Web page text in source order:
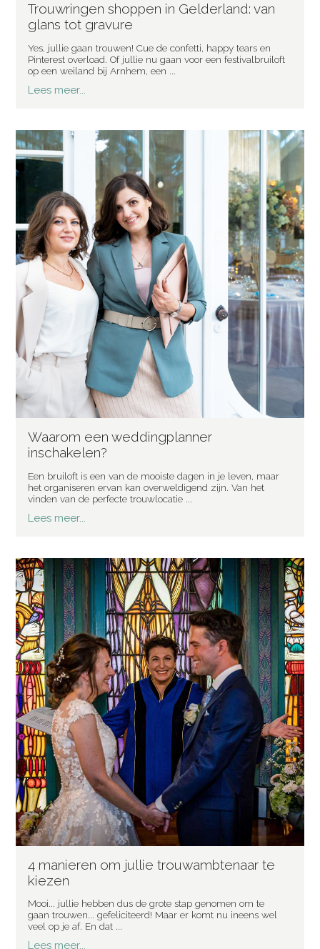
Trouwringen shoppen in Gelderland: van
glans tot gravure
Yes, jullie gaan trouwen! Cue de confetti, happy tears en
Pinterest overload. Of jullie nu gaan voor een festivalbruiloft
op een weiland bij Arnhem, een ...
Lees meer...
Waarom een weddingplanner
inschakelen?
Een bruiloft is een van de mooiste dagen in je leven, maar
het organiseren ervan kan overweldigend zijn. Van het
vinden van de perfecte trouwlocatie ...
Lees meer...
4 manieren om jullie trouwambtenaar te
kiezen
Mooi... jullie hebben dus de grote stap genomen om te
gaan trouwen... gefeliciteerd! Maar er komt nu ineens wel
veel op je af. En dat ...
Lees meer...